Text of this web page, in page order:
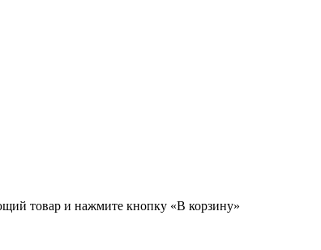
товар и нажмите кнопку «В корзину»